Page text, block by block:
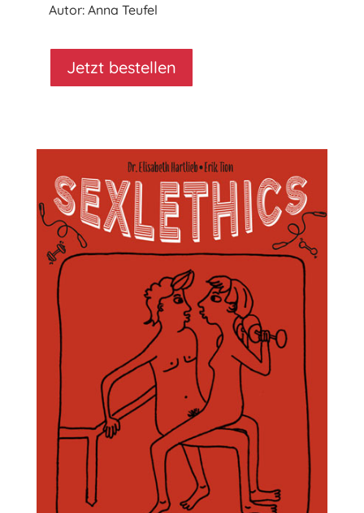
Autor: Anna Teufel
Jetzt bestellen